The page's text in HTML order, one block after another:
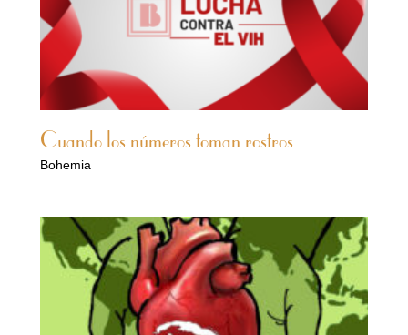
Cuando los números toman rostros
Bohemia